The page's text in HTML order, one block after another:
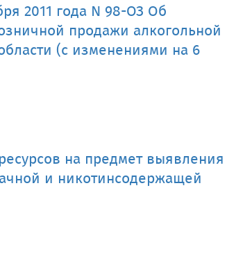
2011 года N 98-ОЗ Об
продажи алкогольной
(с изменениями на 6
на предмет выявления
и никотинсодержащей